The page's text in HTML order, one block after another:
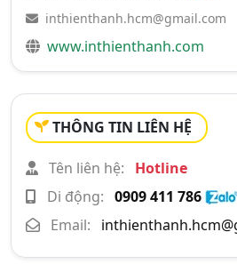
inthienthanh.hcm@gmail.com
www.inthienthanh.com
THÔNG TIN LIÊN HỆ
Tên liên hệ:
Hotline
Di động: 0909 411 786
Email: